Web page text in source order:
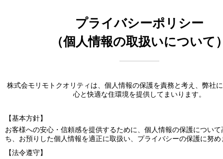
プライバシーポリシー
（個人情報の取扱いについて
株式会モリモトクオリティは、個人情報の保護を責務と考え、弊社
心と快適な住環境を提供してまいります。
【基本方針】
お客様への安心・信頼感を提供するために、個人情報の保護につい
ち、お預りした個人情報を適正に取扱い、プライバシーの保護に努め
【法令遵守】